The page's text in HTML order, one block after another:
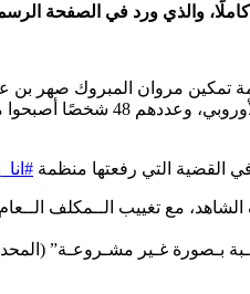
تمكين مروان المبروك صهر بن
القضية التي رفعتها منظمة
الأوروبي رفع التجميد عن أملاكه صـدر عـن مجـلس وزاري مــضيق بتاريخ 18 جانفي 2018 ترأسه يوسف الشاهد، مع
بـصورة غـير مشـروعـة”